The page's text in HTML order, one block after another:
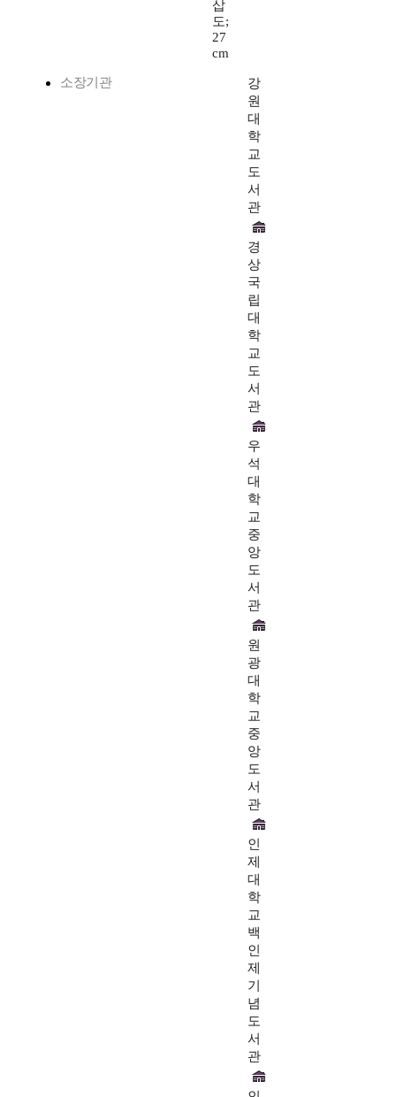
삽
도;
27
cm
소장기관
강
원
대
학
교
도
서
관
경
상
국
립
대
학
교
도
서
관
우
석
대
학
교
중
앙
도
서
관
원
광
대
학
교
중
앙
도
서
관
인
제
대
학
교
백
인
제
기
념
도
서
관